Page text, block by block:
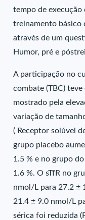
tempo de execução
treinamento básico
através de um
Humor, pré e
A participação no
combate (TBC)
mostrado pela
variação de
( Receptor solúvel
grupo placebo
1.5 % e no grupo
1.6 %. O sTfR no
nmol/L para 27.2 ±
21.4 ± 9.0 nmol/L
sérica foi reduzida